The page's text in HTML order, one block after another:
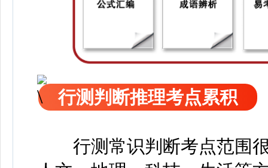
行测判断推理考点累积
行测常识判断考点范围很